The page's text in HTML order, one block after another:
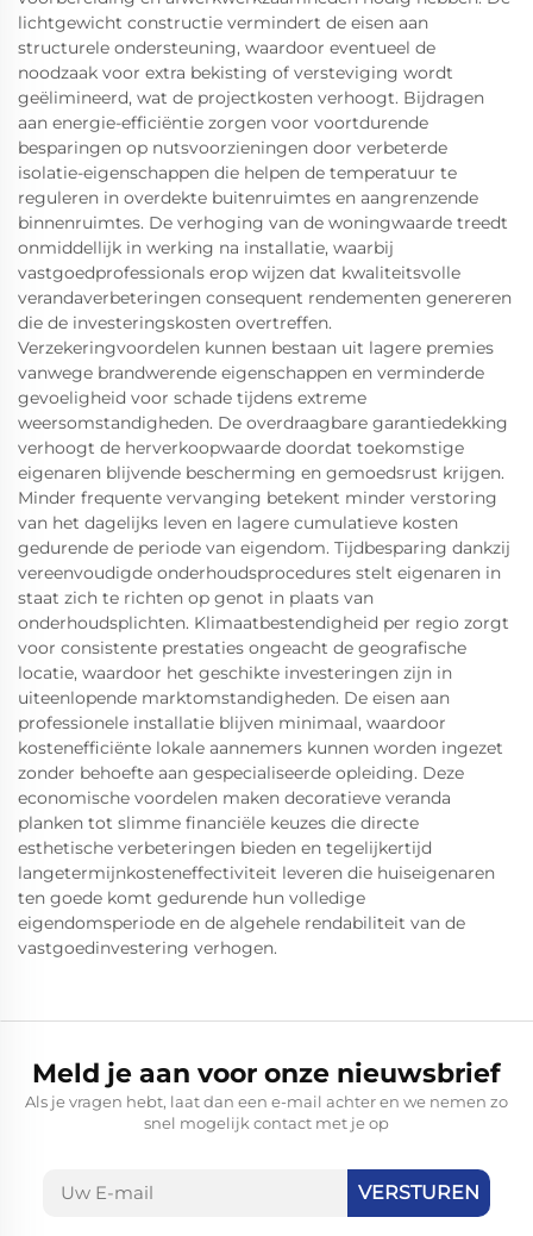
lichtgewicht constructie vermindert de eisen aan
structurele ondersteuning, waardoor eventueel de
noodzaak voor extra bekisting of versteviging wordt
geëlimineerd, wat de projectkosten verhoogt. Bijdragen
aan energie-efficiëntie zorgen voor voortdurende
besparingen op nutsvoorzieningen door verbeterde
isolatie-eigenschappen die helpen de temperatuur te
reguleren in overdekte buitenruimtes en aangrenzende
binnenruimtes. De verhoging van de woningwaarde treedt
onmiddellijk in werking na installatie, waarbij
vastgoedprofessionals erop wijzen dat kwaliteitsvolle
verandaverbeteringen consequent rendementen genereren
die de investeringskosten overtreffen.
Verzekeringvoordelen kunnen bestaan uit lagere premies
vanwege brandwerende eigenschappen en verminderde
gevoeligheid voor schade tijdens extreme
weersomstandigheden. De overdraagbare garantiedekking
verhoogt de herverkoopwaarde doordat toekomstige
eigenaren blijvende bescherming en gemoedsrust krijgen.
Minder frequente vervanging betekent minder verstoring
van het dagelijks leven en lagere cumulatieve kosten
gedurende de periode van eigendom. Tijdbesparing dankzij
vereenvoudigde onderhoudsprocedures stelt eigenaren in
staat zich te richten op genot in plaats van
onderhoudsplichten. Klimaatbestendigheid per regio zorgt
voor consistente prestaties ongeacht de geografische
locatie, waardoor het geschikte investeringen zijn in
uiteenlopende marktomstandigheden. De eisen aan
professionele installatie blijven minimaal, waardoor
kostenefficiënte lokale aannemers kunnen worden ingezet
zonder behoefte aan gespecialiseerde opleiding. Deze
economische voordelen maken decoratieve veranda
planken tot slimme financiële keuzes die directe
esthetische verbeteringen bieden en tegelijkertijd
langetermijnkosteneffectiviteit leveren die huiseigenaren
ten goede komt gedurende hun volledige
eigendomsperiode en de algehele rendabiliteit van de
vastgoedinvestering verhogen.
Meld je aan voor onze nieuwsbrief
Als je vragen hebt, laat dan een e-mail achter en we nemen zo
snel mogelijk contact met je op
VERSTUREN